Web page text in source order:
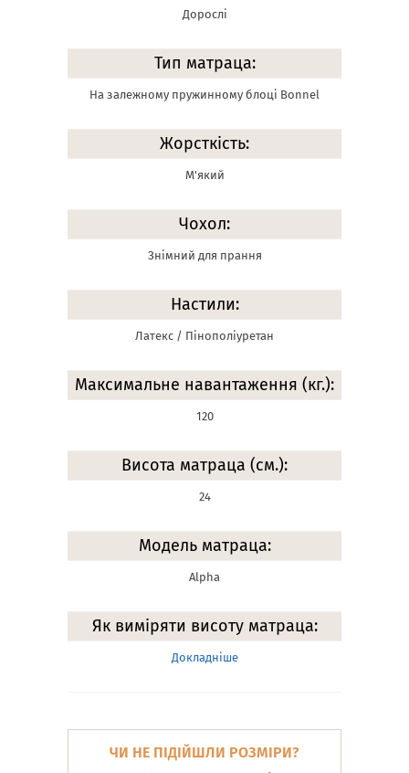
Дорослі
Тип матраца:
На залежному пружинному блоці Bonnel
Жорсткість:
М'який
Чохол:
Знімний для прання
Настили:
Латекс / Пінополіуретан
Максимальне навантаження (кг.):
120
Висота матраца (см.):
24
Модель матраца:
Alpha
Як виміряти висоту матраца:
Докладніше
ЧИ НЕ ПІДІЙШЛИ РОЗМІРИ?